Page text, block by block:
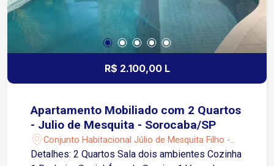
Depósitos; garagem para 03 carros cobertos e
03 carros descobertos; Condomínio Oferece
Quadra de futebol, Quadra tênis, Quadra Beach
tênis, Play ground, Academia, Pista de
R$ 2.100,00 L
Apartamento Mobiliado com 2 Quartos
- Julio de Mesquita - Sorocaba/SP
Conjunto Habitacional Júlio de Mesquita Filho -
Sorocaba/SP
Detalhes: 2 Quartos Sala dois ambientes Cozinha